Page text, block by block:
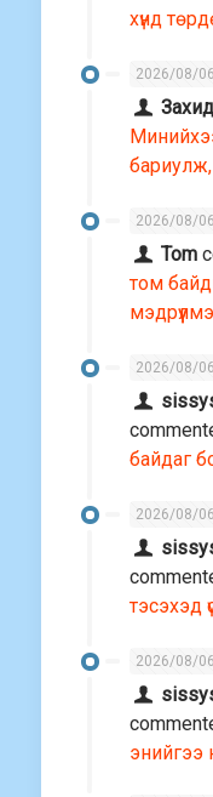
хүнд
2026/08/06
бариулж,
2026/08/06
Tom
том
2026/08/06
байдаг
2026/08/06
тэсэхэд
2026/08/06
энийгээ